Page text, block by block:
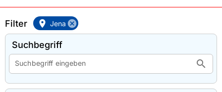
Filter location_on Jena cancel
Suchbegriff
Suchbegriff eingeben search